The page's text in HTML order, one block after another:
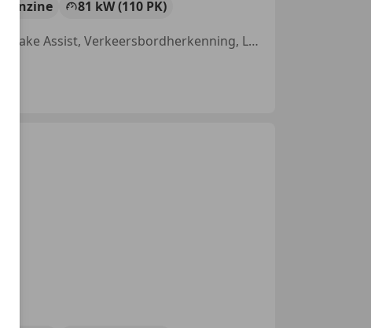
Benzine
81 kW (110 PK)
Parkeerhulp achter, Lane Departure Warning Systeem, Emergency Brake Assist, Verkeersbordherkenning, Lendensteun, Digitale radio-ontvangst, Lichtmetalen velgen, LED dagrijverlichting